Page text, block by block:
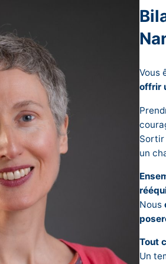
Vous
offrir
Sortir
un
Nous
Tout
Un